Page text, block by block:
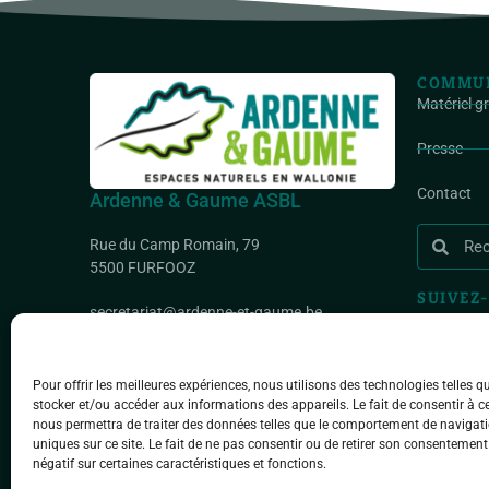
Pour offrir les meilleures expériences, nous utilisons des technologies telles
stocker et/ou accéder aux informations des appareils. Le fait de consentir à
nous permettra de traiter des données telles que le comportement de
uniques sur ce site. Le fait de ne pas consentir ou de retirer son
négatif sur certaines caractéristiques et fonctions.
Ardenne & Gaume ASBL
Rue du Camp Romain, 79
5500 FURFOOZ
secretariat@ardenne-et-gaume.be
BIC : GEBABEBB
Matériel
Presse
Contact